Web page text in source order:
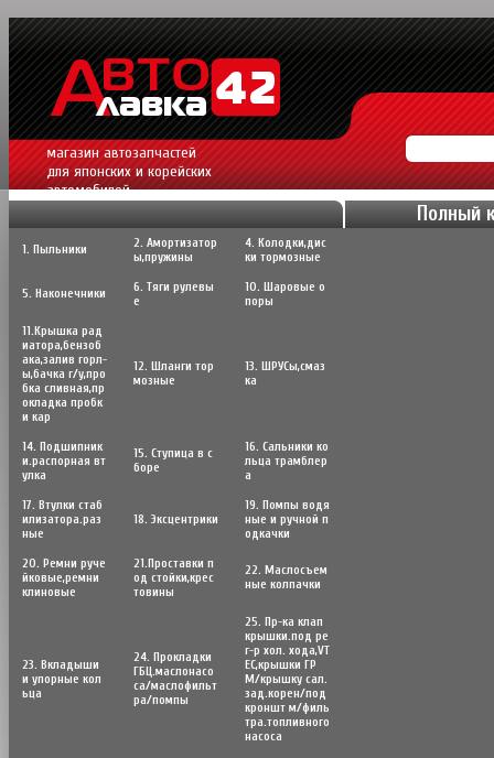
магазин автозапчастей
для японских и корейских
автомобилей.
Полный
1. Пыльники
2. Амортизатор
ы,пружины
4. Колодки,дис
ки тормозные
5. Наконечники
6. Тяги рулевы
е
10. Шаровые о
поры
11.Крышка рад
иатора,бензоб
ака,залив горл-
ы,бачка г/у,про
бка сливная,пр
окладка пробк
и кар
12. Шланги тор
мозные
13. ШРУСы,cмаз
ка
14. Подшипник
и.распорная вт
улка
15. Ступица в с
боре
16. Сальники ко
льца трамблер
а
17. Втулки стаб
илизатора.раз
ные
18. Эксцентрики
19. Помпы водя
ные и ручной п
одкачки
20. Ремни руче
йковые,ремни
клиновые
21.Проставки п
од стойки,крес
товины
22. Маслосъем
ные колпачки
23. Вкладыши
и упорные кол
ьца
24. Прокладки
ГБЦ.маслонасо
са/маслофильт
ра/помпы
25. Пр-ка клап
крышки.под ре
г-р хол. хода,VT
EC,крышки ГР
М/крышку сал.
зад.корен/под
кроншт м/филь
тра.топливного
насоса